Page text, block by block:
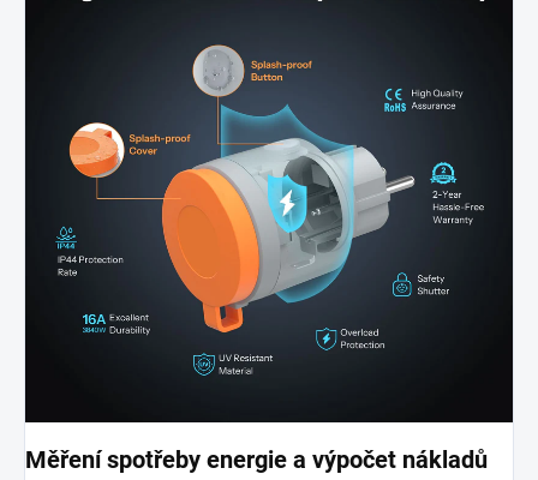
Měření spotřeby energie a výpočet nákladů